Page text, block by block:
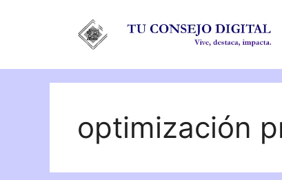
optimización